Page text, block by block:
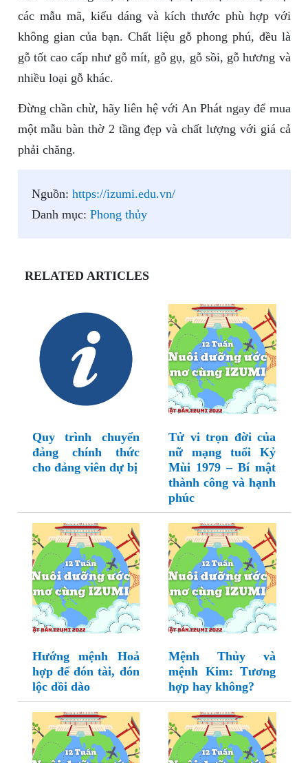
các mẫu mã, kiểu dáng và kích thước phù hợp với
không gian của bạn. Chất liệu gỗ phong phú, đều là
gỗ tốt cao cấp như gỗ mít, gỗ gụ, gỗ sồi, gỗ hương và
nhiều loại gỗ khác.
Đừng chần chừ, hãy liên hệ với An Phát ngay để mua
một mẫu bàn thờ 2 tầng đẹp và chất lượng với giá cả
phải chăng.
Nguồn: https://izumi.edu.vn/
Danh mục: Phong thủy
RELATED ARTICLES
Quy trình chuyển
đảng chính thức
cho đảng viên dự bị
Tử vi trọn đời của
nữ mạng tuổi Kỷ
Mùi 1979 – Bí mật
thành công và hạnh
phúc
Hướng mệnh Hoả
hợp để đón tài, đón
lộc dồi dào
Mệnh Thủy và
mệnh Kim: Tương
hợp hay không?